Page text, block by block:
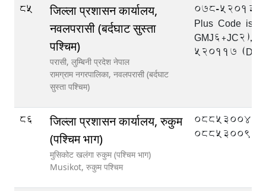
85
जिल्ला प्रशासन कार्यालय,
नवलपरासी (बर्दघाट सुस्ता
पश्चिम)
परासी, लुम्बिनी प्रदेश नेपाल
रामग्राम नगरपालिका, नवलपरासी (बर्दघाट
सुस्ता पश्चिम)
078-520133,
Plus Code is:-
GMJ6+JC2),
520117
86
जिल्ला प्रशासन कार्यालय, रुकुम
(पश्चिम भाग)
मुसिकोट खलंगा रुकुम (पश्चिम भाग)
Musikot, रुकुम पश्चिम
०८८५३००४०,
०८८५३००९०